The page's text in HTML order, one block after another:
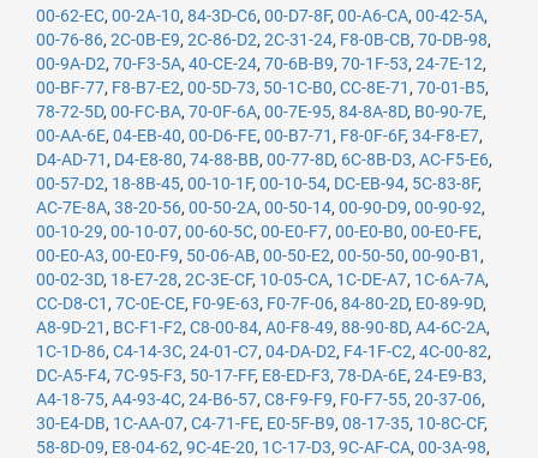
00-62-EC, 00-2A-10, 84-3D-C6, 00-D7-8F, 00-A6-CA, 00-42-5A,
00-76-86, 2C-0B-E9, 2C-86-D2, 2C-31-24, F8-0B-CB, 70-DB-98,
00-9A-D2, 70-F3-5A, 40-CE-24, 70-6B-B9, 70-1F-53, 24-7E-12,
00-BF-77, F8-B7-E2, 00-5D-73, 50-1C-B0, CC-8E-71 , 70-01-B5,
78-72-5D, 00-FC-BA, 70-0F-6A, 00-7E-95, 84-8A-8D, B0-90-7E,
00-AA-6E, 04-EB-40, 00-D6-FE, 00-B7-71 , F8-0F-6F, 34-F8-E7,
D4-AD-71 , D4-E8-80, 74-88-BB, 00-77-8D, 6C-8B-D3, AC-F5-E6,
00-57-D2, 18-8B-45, 00-10-1F, 00-10-54, DC-EB-94, 5C-83-8F,
AC-7E-8A, 38-20-56, 00-50-2A, 00-50-14, 00-90-D9, 00-90-92,
00-10-29, 00-10-07, 00-60-5C, 00-E0-F7, 00-E0-B0, 00-E0-FE,
00-E0-A3, 00-E0-F9, 50-06-AB, 00-50-E2, 00-50-50, 00-90-B1 ,
00-02-3D, 18-E7-28, 2C-3E-CF, 10-05-CA, 1C-DE-A7, 1C-6A-7A,
CC-D8-C1 , 7C-0E-CE, F0-9E-63, F0-7F-06, 84-80-2D, E0-89-9D,
A8-9D-21 , BC-F1-F2, C8-00-84, A0-F8-49, 88-90-8D, A4-6C-2A,
1C-1D-86, C4-14-3C, 24-01-C7, 04-DA-D2, F4-1F-C2, 4C-00-82,
DC-A5-F4, 7C-95-F3, 50-17-FF, E8-ED-F3, 78-DA-6E, 24-E9-B3,
A4-18-75, A4-93-4C, 24-B6-57, C8-F9-F9, F0-F7-55, 20-37-06,
30-E4-DB, 1C-AA-07, C4-71-FE, E0-5F-B9, 08-17-35, 10-8C-CF,
58-8D-09, E8-04-62, 9C-4E-20, 1C-17-D3, 9C-AF-CA, 00-3A-98,